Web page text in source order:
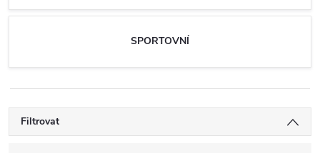
SPORTOVNÍ
Filtrovat